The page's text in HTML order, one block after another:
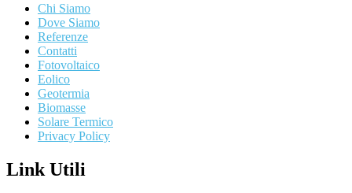
Chi Siamo
Dove Siamo
Referenze
Contatti
Fotovoltaico
Eolico
Geotermia
Biomasse
Solare Termico
Privacy Policy
Link Utili